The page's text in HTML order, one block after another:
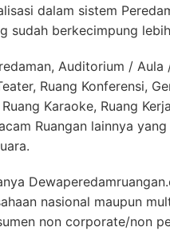
dalam sistem
sudah berkecimpung
Auditorium /
Ruang Konferensi,
Karaoke, Ruang
Ruangan lainnya
nasional maupun
non corporate/non